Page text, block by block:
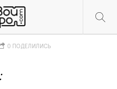
0 ПОДЕЛИЛИСЬ